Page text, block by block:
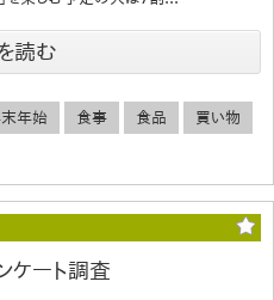
読む
年始 食事 食品 買い物
ケート調査